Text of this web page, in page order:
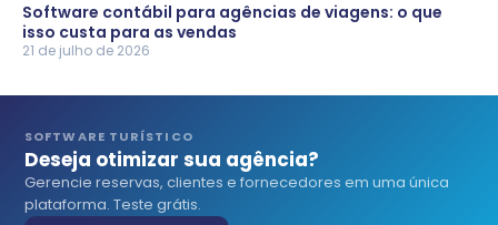
Software contábil para agências de viagens: o que
isso custa para as vendas
21 de julho de 2026
SOFTWARE TURÍSTICO
Deseja otimizar sua agência?
Gerencie reservas, clientes e fornecedores em uma única
plataforma. Teste grátis.